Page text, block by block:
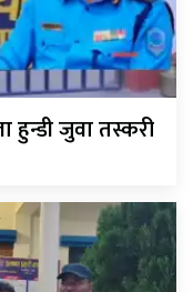
हुन्डी जुवा तस्करी